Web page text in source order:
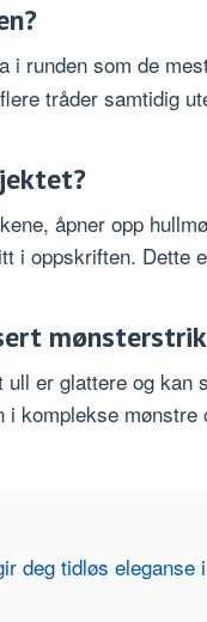
i runden som de
tråder samtidig
åpner opp
i oppskriften. Dette
er glattere og kan
i komplekse mønstre
deg tidløs eleganse i